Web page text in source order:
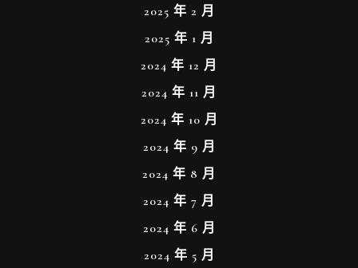
2025 年 2 月
2025 年 1 月
2024 年 12 月
2024 年 11 月
2024 年 10 月
2024 年 9 月
2024 年 8 月
2024 年 7 月
2024 年 6 月
2024 年 5 月